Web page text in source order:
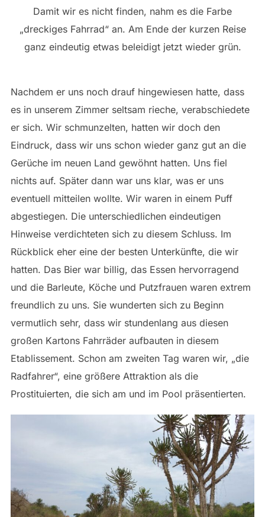
Damit wir es nicht finden, nahm es die Farbe
„dreckiges Fahrrad“ an. Am Ende der kurzen Reise
ganz eindeutig etwas beleidigt jetzt wieder grün.
Nachdem er uns noch drauf hingewiesen hatte, dass
es in unserem Zimmer seltsam rieche, verabschiedete
er sich. Wir schmunzelten, hatten wir doch den
Eindruck, dass wir uns schon wieder ganz gut an die
Gerüche im neuen Land gewöhnt hatten. Uns fiel
nichts auf. Später dann war uns klar, was er uns
eventuell mitteilen wollte. Wir waren in einem Puff
abgestiegen. Die unterschiedlichen eindeutigen
Hinweise verdichteten sich zu diesem Schluss. Im
Rückblick eher eine der besten Unterkünfte, die wir
hatten. Das Bier war billig, das Essen hervorragend
und die Barleute, Köche und Putzfrauen waren extrem
freundlich zu uns. Sie wunderten sich zu Beginn
vermutlich sehr, dass wir stundenlang aus diesen
großen Kartons Fahrräder aufbauten in diesem
Etablissement. Schon am zweiten Tag waren wir, „die
Radfahrer“, eine größere Attraktion als die
Prostituierten, die sich am und im Pool präsentierten.